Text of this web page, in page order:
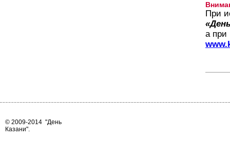
При
а при
© 2009-2014 "День
Казани".